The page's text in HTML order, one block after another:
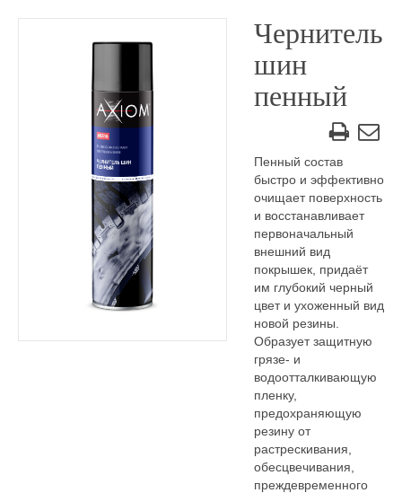
Чернитель
шин
пенный
Пенный состав
быстро и эффективно
очищает поверхность
и восстанавливает
первоначальный
внешний вид
покрышек, придаёт
им глубокий черный
цвет и ухоженный вид
новой резины.
Образует защитную
грязе- и
водоотталкивающую
пленку,
предохраняющую
резину от
растрескивания,
обесцвечивания,
преждевременного